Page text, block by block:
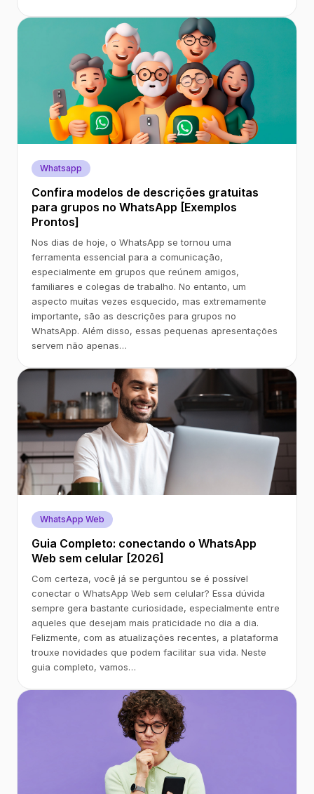
Whatsapp
Confira modelos de descrições gratuitas
para grupos no WhatsApp [Exemplos
Prontos]
Nos dias de hoje, o WhatsApp se tornou uma
ferramenta essencial para a comunicação,
especialmente em grupos que reúnem amigos,
familiares e colegas de trabalho. No entanto, um
aspecto muitas vezes esquecido, mas extremamente
importante, são as descrições para grupos no
WhatsApp. Além disso, essas pequenas apresentações
servem não apenas…
WhatsApp Web
Guia Completo: conectando o WhatsApp
Web sem celular [2026]
Com certeza, você já se perguntou se é possível
conectar o WhatsApp Web sem celular? Essa dúvida
sempre gera bastante curiosidade, especialmente entre
aqueles que desejam mais praticidade no dia a dia.
Felizmente, com as atualizações recentes, a plataforma
trouxe novidades que podem facilitar sua vida. Neste
guia completo, vamos…